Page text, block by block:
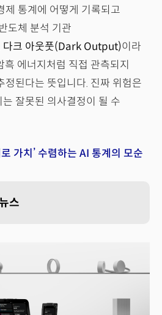
제 통계에 어떻게 기록되고
도체 분석 기관
다크 아웃풋(Dark Output)이라
에너지처럼 직접 관측되지
정된다는 뜻입니다. 진짜 위험은
잘못된 의사결정이 될 수
로 가치’ 수렴하는 AI 통계의 모순
스